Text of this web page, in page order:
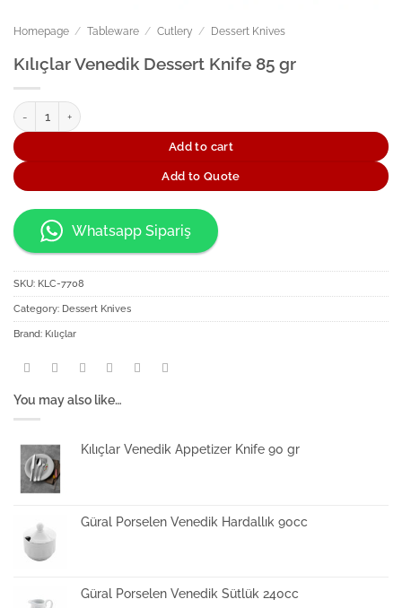
Homepage / Tableware / Cutlery / Dessert Knives
Kılıçlar Venedik Dessert Knife 85 gr
Kılıçlar Venedik Dessert Knife 85 gr quantity
Add to cart
Add to Quote
Whatsapp Sipariş
SKU: KLC-7708
Category: Dessert Knives
Brand: Kılıçlar
You may also like…
Kılıçlar Venedik Appetizer Knife 90 gr
Güral Porselen Venedik Hardallık 90cc
Güral Porselen Venedik Sütlük 240cc